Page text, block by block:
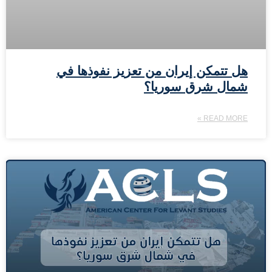
هل تتمكن إيران من تعزيز نفوذها في
شمال شرق سوريا؟
READ MORE »